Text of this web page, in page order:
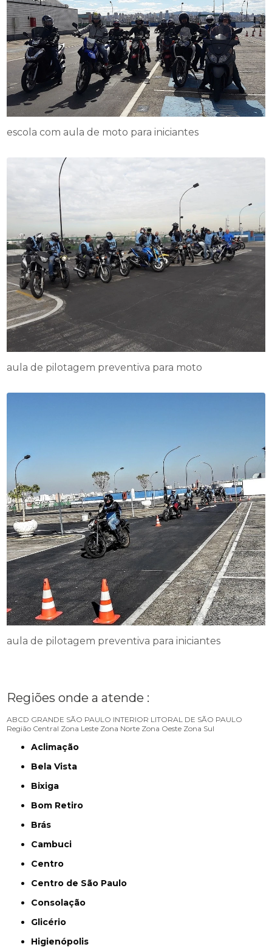
escola com aula de moto para iniciantes
aula de pilotagem preventiva para moto
aula de pilotagem preventiva para iniciantes
Regiões onde a atende :
ABCD GRANDE SÃO PAULO INTERIOR LITORAL DE SÃO PAULO
Região Central Zona Leste Zona Norte Zona Oeste Zona Sul
Aclimação
Bela Vista
Bixiga
Bom Retiro
Brás
Cambuci
Centro
Centro de São Paulo
Consolação
Glicério
Higienópolis